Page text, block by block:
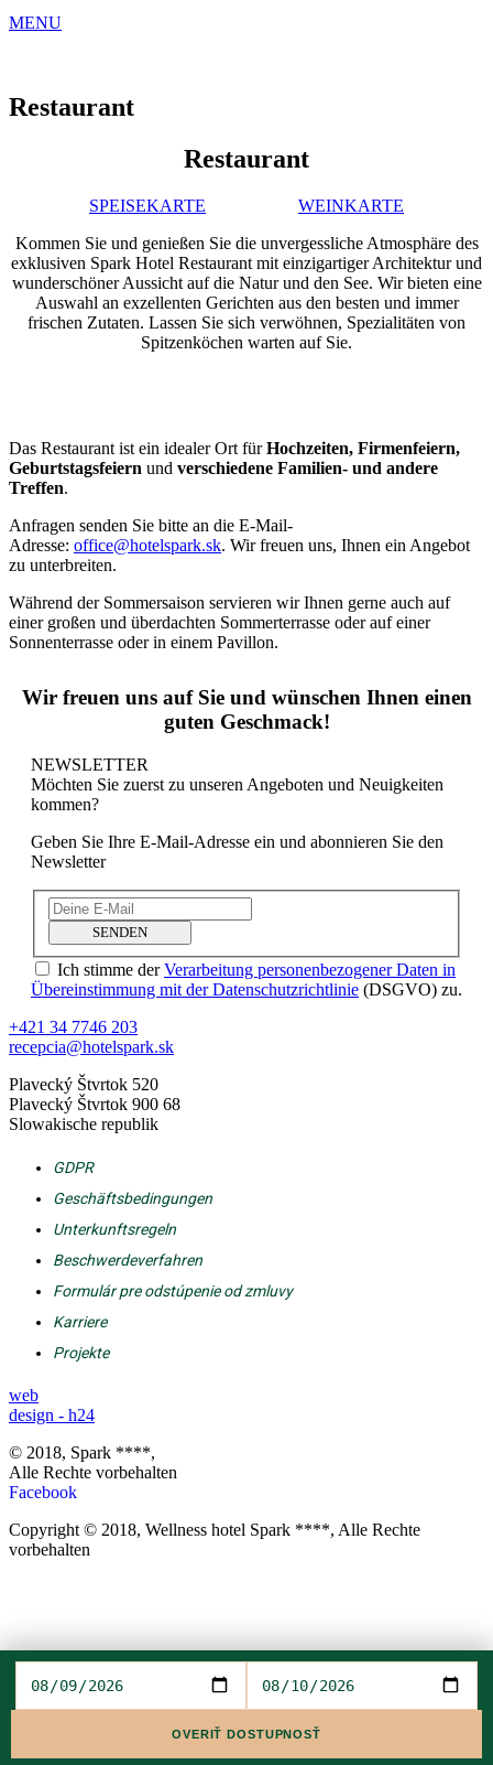
MENU
Restaurant
Restaurant
SPEISEKARTE
WEINKARTE
Kommen Sie und genießen Sie die unvergessliche Atmosphäre des
exklusiven Spark Hotel Restaurant mit einzigartiger Architektur und
wunderschöner Aussicht auf die Natur und den See. Wir bieten eine
Auswahl an exzellenten Gerichten aus den besten und immer
frischen Zutaten. Lassen Sie sich verwöhnen, Spezialitäten von
Spitzenköchen warten auf Sie.
Das Restaurant ist ein idealer Ort fürHochzeiten, Firmenfeiern,
Geburtstagsfeiern und verschiedene Familien- und andere
Treffen.
Anfragen senden Sie bitte an die E-Mail-
Adresse: office@hotelspark.sk. Wir freuen uns, Ihnen ein Angebot
zu unterbreiten.
Während der Sommersaison servieren wir Ihnen gerne auch auf
einer großen und überdachten Sommerterrasse oder auf einer
Sonnenterrasse oder in einem Pavillon.
Wir freuen uns auf Sie und wünschen Ihnen einen
guten Geschmack!
NEWSLETTER
Möchten Sie zuerst zu unseren Angeboten und Neuigkeiten
kommen?
Geben Sie Ihre E-Mail-Adresse ein und abonnieren Sie den
Newsletter
SENDEN
Ich stimme derVerarbeitung personenbezogener Daten in
Übereinstimmung mit der Datenschutzrichtlinie (DSGVO) zu.
+421 34 7746 203
recepcia@hotelspark.sk
Plavecký Štvrtok 520
Plavecký Štvrtok 900 68
Slowakische republik
GDPR
Geschäftsbedingungen
Unterkunftsregeln
Beschwerdeverfahren
Formulár pre odstúpenie od zmluvy
Karriere
Projekte
web
design - h24
© 2018, Spark ****,
Alle Rechte vorbehalten
Facebook
Copyright © 2018, Wellness hotel Spark ****, Alle Rechte
vorbehalten
OVERIŤ DOSTUPNOSŤ